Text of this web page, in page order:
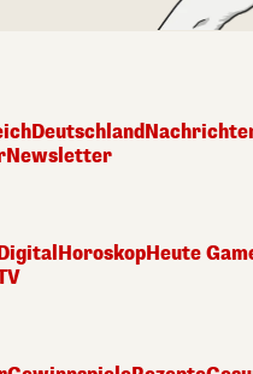
Deutschland
Newsletter
HoroskopHeute